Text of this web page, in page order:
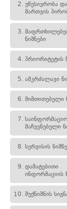
2. უწესივრობა და
მართვის
3.
ნიშნები
4. პრიორიტეტის
5. ამკრძალავი
6. მიმთითებელი
7.
მაჩვენებელი
8. სერვისის
9. დამატებითი
ინფორმაციის
10. შუქნიშნის